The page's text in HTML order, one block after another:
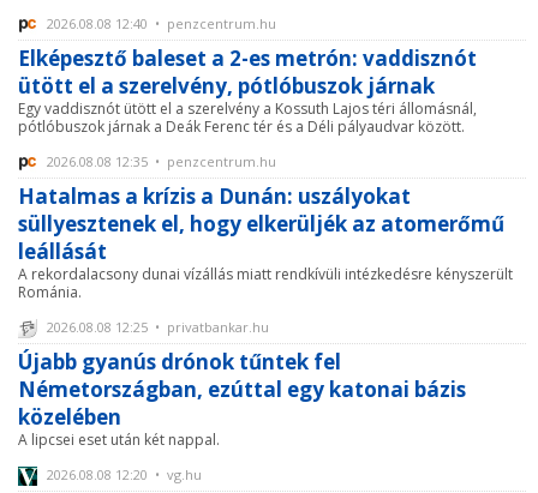
2026.08.08 12:40 • penzcentrum.hu
Elképesztő baleset a 2-es metrón: vaddisznót
ütött el a szerelvény, pótlóbuszok járnak
Egy vaddisznót ütött el a szerelvény a Kossuth Lajos téri állomásnál,
pótlóbuszok járnak a Deák Ferenc tér és a Déli pályaudvar között.
2026.08.08 12:35 • penzcentrum.hu
Hatalmas a krízis a Dunán: uszályokat
süllyesztenek el, hogy elkerüljék az atomerőmű
leállását
A rekordalacsony dunai vízállás miatt rendkívüli intézkedésre kényszerült
Románia.
2026.08.08 12:25 • privatbankar.hu
Újabb gyanús drónok tűntek fel
Németországban, ezúttal egy katonai bázis
közelében
A lipcsei eset után két nappal.
2026.08.08 12:20 • vg.hu